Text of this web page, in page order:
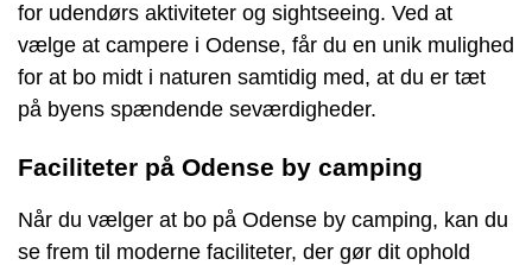
for udendørs aktiviteter og sightseeing. Ved at
vælge at campere i Odense, får du en unik mulighed
for at bo midt i naturen samtidig med, at du er tæt
på byens spændende seværdigheder.
Faciliteter på Odense by camping
Når du vælger at bo på Odense by camping, kan du
se frem til moderne faciliteter, der gør dit ophold